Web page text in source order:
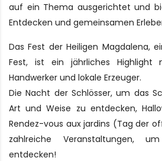
auf ein Thema ausgerichtet und
Entdecken und gemeinsamen
Das Fest der Heiligen Magdalena,
Fest, ist ein jährliches
Handwerker und lokale Erzeuger.
Die Nacht der Schlösser, um das
Art und Weise zu entdecken,
Rendez-vous aux jardins (Tag der
zahlreiche Veranstaltungen,
entdecken!